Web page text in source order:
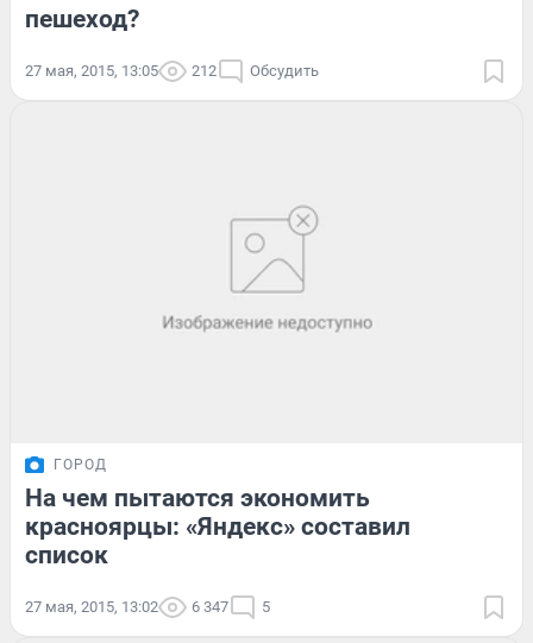
пешеход?
27 мая, 2015, 13:05 212 Обсудить
ГОРОД
На чем пытаются экономить
красноярцы: «Яндекс» составил
список
27 мая, 2015, 13:02 6 347 5